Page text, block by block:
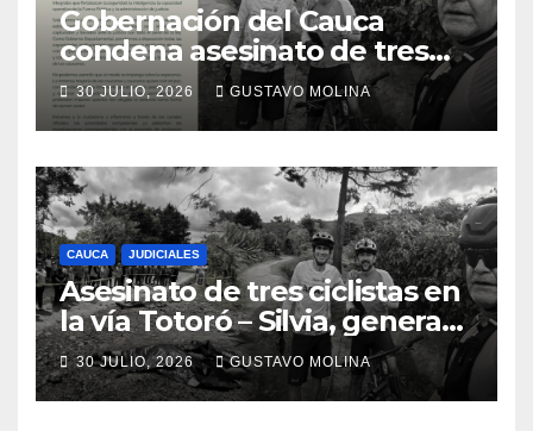
Gobernación del Cauca
condena asesinato de tres
ciudadanos y exige medidas
urgentes al Gobierno
Nacional
30 JULIO, 2026 GUSTAVO MOLINA
CAUCA JUDICIALES
Asesinato de tres ciclistas en
la vía Totoró – Silvia, genera
consternación en el Cauca
30 JULIO, 2026 GUSTAVO MOLINA